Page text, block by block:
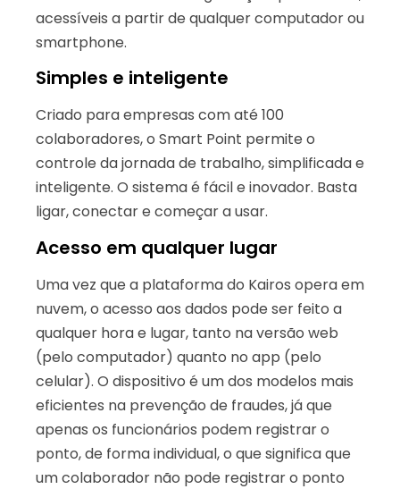
acessíveis a partir de qualquer computador ou
smartphone.
Simples e inteligente
Criado para empresas com até 100
colaboradores, o Smart Point permite o
controle da jornada de trabalho, simplificada e
inteligente. O sistema é fácil e inovador. Basta
ligar, conectar e começar a usar.
Acesso em qualquer lugar
Uma vez que a plataforma do Kairos opera em
nuvem, o acesso aos dados pode ser feito a
qualquer hora e lugar, tanto na versão web
(pelo computador) quanto no app (pelo
celular). O dispositivo é um dos modelos mais
eficientes na prevenção de fraudes, já que
apenas os funcionários podem registrar o
ponto, de forma individual, o que significa que
um colaborador não pode registrar o ponto